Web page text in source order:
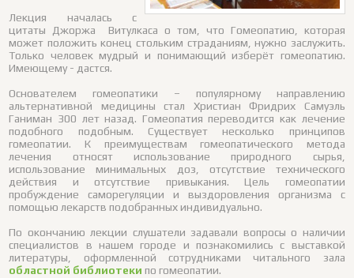
Лекция началась с
цитаты Джоржа Витулкаса о том, что Гомеопатию, которая
может положить конец стольким страданиям, нужно заслужить.
Только человек мудрый и понимающий изберёт гомеопатию.
Имеющему - дастся.
Основателем гомеопатики – популярному направлению
альтернативной медицины стал Христиан Фридрих Самуэль
Ганиман 300 лет назад. Гомеопатия переводится как лечение
подобного подобным. Существует несколько принципов
гомеопатии. К преимуществам гомеопатического метода
лечения относят использование природного сырья,
использование минимальных доз, отсутствие технического
действия и отсутствие привыкания. Цель гомеопатии
пробуждение саморегуляции и выздоровления организма с
помощью лекарств подобранных индивидуально.
По окончанию лекции слушатели задавали вопросы о наличии
специалистов в нашем городе и познакомились с выставкой
литературы, оформленной сотрудниками читального зала
областной библиотеки по гомеопатии.